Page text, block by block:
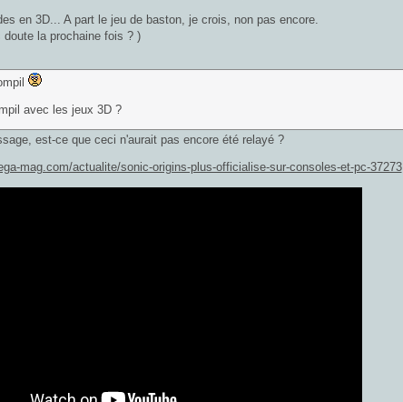
en 3D... A part le jeu de baston, je crois, non pas encore.
la prochaine fois ? )
avec les jeux 3D ?
est-ce que ceci n'aurait pas encore été relayé ?
mag.com/actualite/sonic-origins-plus-officialise-sur-consoles-et-pc-37273